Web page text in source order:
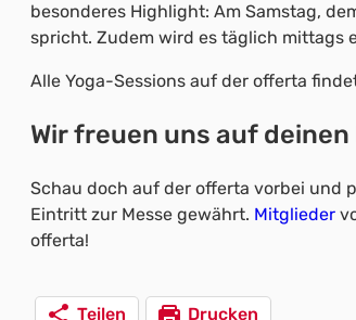
besonderes Highlight: Am Samstag,
spricht. Zudem wird es täglich mittags
Alle Yoga-Sessions auf der offerta
Wir freuen uns auf
Schau doch auf der offerta vorbei und
Eintritt zur Messe gewährt. Mitglieder
offerta!
Teilen Drucken